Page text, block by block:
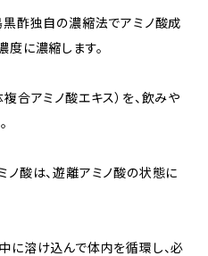
黒酢独自の濃縮法でアミノ酸成
度に濃縮します。
合アミノ酸エキス）を、飲みや
ノ酸は、遊離アミノ酸の状態に
に溶け込んで体内を循環し、必